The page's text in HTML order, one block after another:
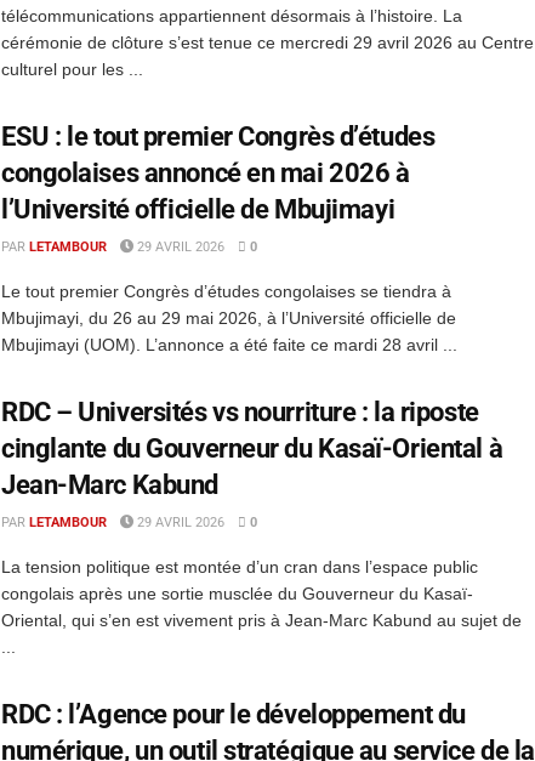
télécommunications appartiennent désormais à l’histoire. La
cérémonie de clôture s’est tenue ce mercredi 29 avril 2026 au Centre
culturel pour les ...
ESU : le tout premier Congrès d’études
congolaises annoncé en mai 2026 à
l’Université officielle de Mbujimayi
PAR LETAMBOUR 29 AVRIL 2026 0
Le tout premier Congrès d’études congolaises se tiendra à
Mbujimayi, du 26 au 29 mai 2026, à l’Université officielle de
Mbujimayi (UOM). L’annonce a été faite ce mardi 28 avril ...
RDC – Universités vs nourriture : la riposte
cinglante du Gouverneur du Kasaï-Oriental à
Jean-Marc Kabund
PAR LETAMBOUR 29 AVRIL 2026 0
La tension politique est montée d’un cran dans l’espace public
congolais après une sortie musclée du Gouverneur du Kasaï-
Oriental, qui s’en est vivement pris à Jean-Marc Kabund au sujet de
RDC : l’Agence pour le développement du
numérique, un outil stratégique au service de la